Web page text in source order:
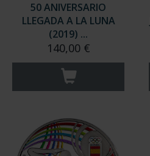
50 ANIVERSARIO
LLEGADA A LA LUNA
(2019) ...
140,00 €